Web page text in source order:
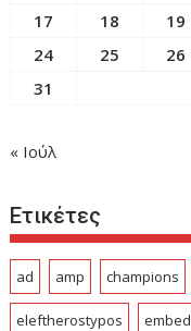
17
18 19
24
25 26
31
« Ιούλ
Ετικέτες
ad amp champions
eleftherostypos embed